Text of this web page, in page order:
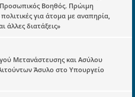
Βοηθός. Πρώιμη
για άτομα με αναπηρία,
άλλες διατάξεις»
Μετανάστευσης και Ασύλου
Άσυλο στο Υπουργείο